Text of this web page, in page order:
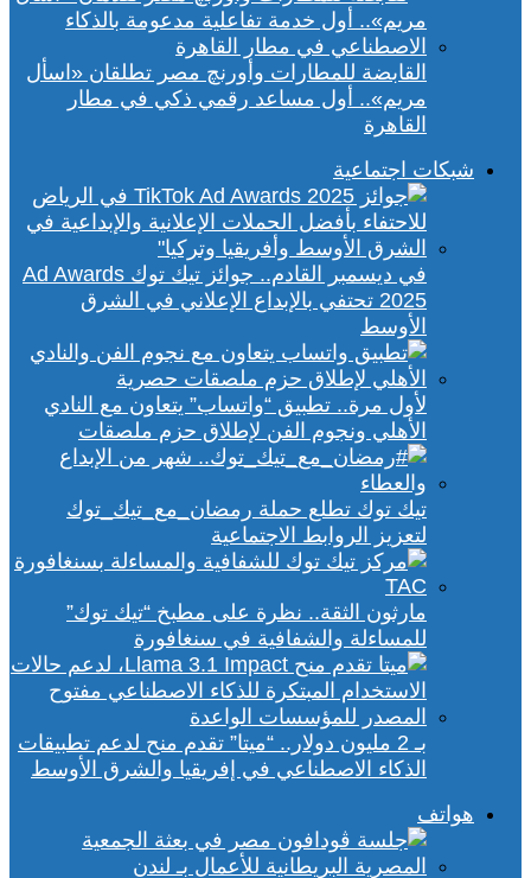
القابضة للمطارات وأورنچ مصر تطلقان «اسأل
مريم».. أول مساعد رقمي ذكي في مطار
القاهرة
شبكات اجتماعية
في ديسمبر القادم.. جوائز تيك توك Ad Awards
2025 تحتفي بالإبداع الإعلاني في الشرق
الأوسط
لأول مرة.. تطبيق “واتساب” يتعاون مع النادي
الأهلي ونجوم الفن لإطلاق حزم ملصقات
تيك توك تطلع حملة رمضان_مع_تيك_توك
لتعزيز الروابط الاجتماعية
مارثون الثقة.. نظرة على مطبخ “تيك توك”
للمساءلة والشفافية في سنغافورة
بـ 2 مليون دولار.. “ميتا” تقدم منح لدعم تطبيقات
الذكاء الاصطناعي في إفريقيا والشرق الأوسط
هواتف